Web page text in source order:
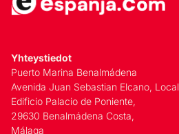
Yhteystiedot
Puerto Marina Benalmádena
Avenida Juan Sebastian Elcano,
Edificio Palacio de Poniente,
29630 Benalmádena Costa,
Málaga